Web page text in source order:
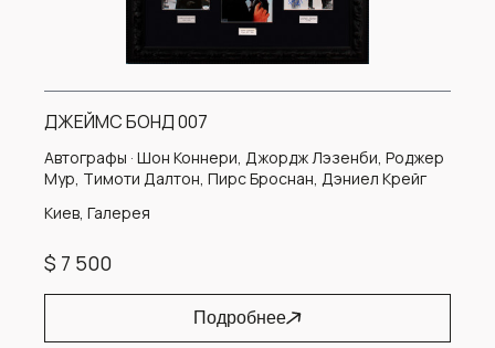
ДЖЕЙМС БОНД 007
Автографы · Шон Коннери, Джордж Лэзенби, Роджер
Мур, Тимоти Далтон, Пирс Броснан, Дэниел Крейг
Киев, Галерея
$ 7 500
Подробнее